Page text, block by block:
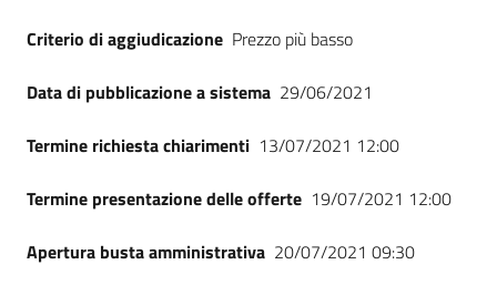
Criterio di aggiudicazione Prezzo più basso
Data di pubblicazione a sistema 29/06/2021
Termine richiesta chiarimenti 13/07/2021 12:00
Termine presentazione delle offerte 19/07/2021 12:00
Apertura busta amministrativa 20/07/2021 09:30